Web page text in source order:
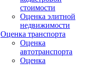
стоимости
Оценка элитной
недвижимости
Оценка транспорта
Оценка
автотранспорта
Оценка